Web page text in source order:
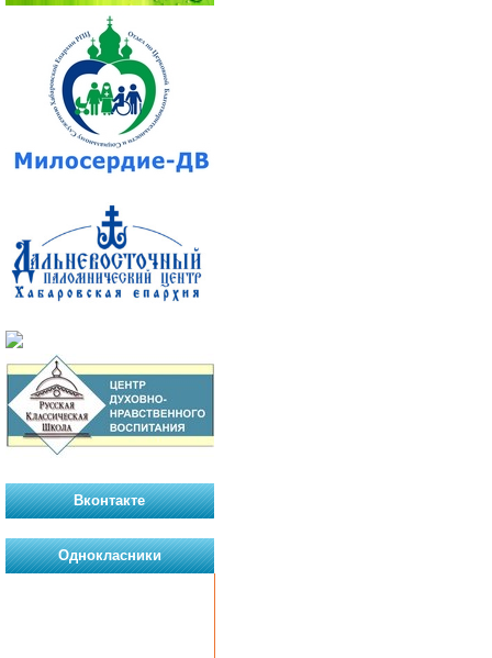
Вконтакте
Однокласники